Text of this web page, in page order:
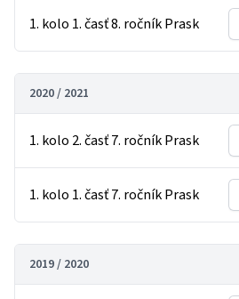
1. kolo 1. časť 8. ročník Prask
2020 / 2021
1. kolo 2. časť 7. ročník Prask
1. kolo 1. časť 7. ročník Prask
2019 / 2020